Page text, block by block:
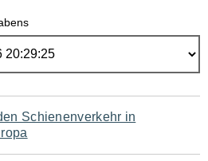
Schienenverkehr in